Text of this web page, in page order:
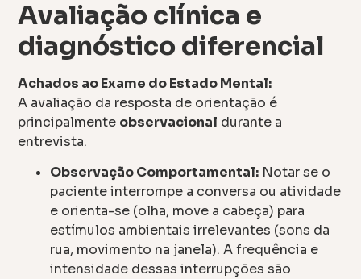
Avaliação clínica e
diagnóstico diferencial
Achados ao Exame do Estado Mental:
A avaliação da resposta de orientação é
principalmente observacional durante a
entrevista.
Observação Comportamental: Notar se o
paciente interrompe a conversa ou atividade
e orienta-se (olha, move a cabeça) para
estímulos ambientais irrelevantes (sons da
rua, movimento na janela). A frequência e
intensidade dessas interrupções são